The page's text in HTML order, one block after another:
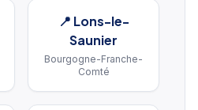
📍 Lons-le-
Saunier
Bourgogne-Franche-
Comté